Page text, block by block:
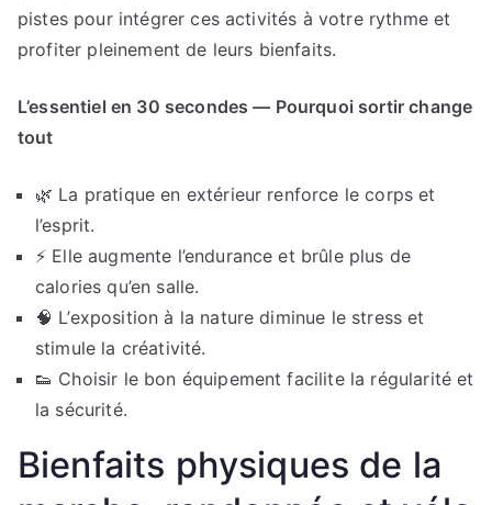
pistes pour intégrer ces activités à votre rythme et
profiter pleinement de leurs bienfaits.
L’essentiel en 30 secondes — Pourquoi sortir change
tout
🌿 La pratique en extérieur renforce le corps et
l’esprit.
⚡ Elle augmente l’endurance et brûle plus de
calories qu’en salle.
🧠 L’exposition à la nature diminue le stress et
stimule la créativité.
👟 Choisir le bon équipement facilite la régularité et
la sécurité.
Bienfaits physiques de la